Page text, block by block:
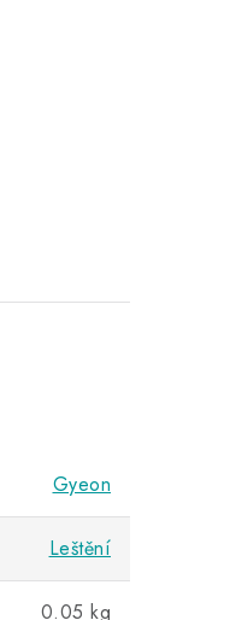
Gyeon
Leštění
0.05 kg